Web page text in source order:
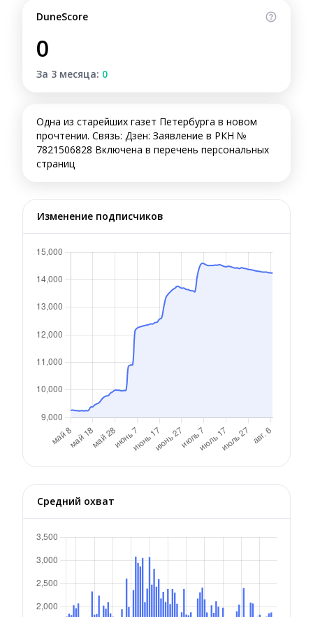
DuneScore
0
За 3 месяца: 0
Одна из старейших газет Петербурга в новом
прочтении. Связь: Дзен: Заявление в РКН №
7821506828 Включена в перечень персональных
страниц
Изменение подписчиков
Средний охват